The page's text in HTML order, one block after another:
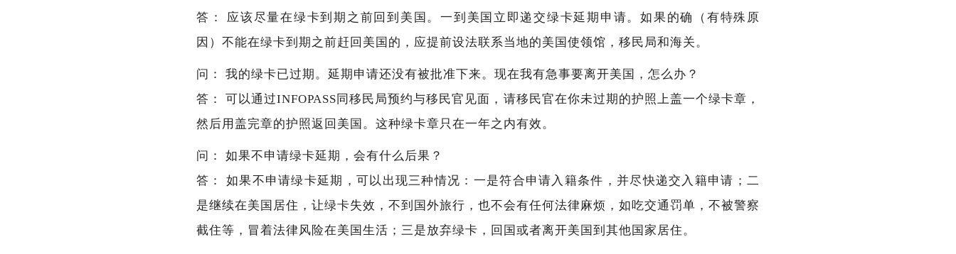
答： 应该尽量在绿卡到期之前回到美国。一到美国立即递交绿卡延期申请。如果的确（有特殊原
因）不能在绿卡到期之前赶回美国的，应提前设法联系当地的美国使领馆，移民局和海关。
问： 我的绿卡已过期。延期申请还没有被批准下来。现在我有急事要离开美国，怎么办？
答： 可以通过INFOPASS同移民局预约与移民官见面，请移民官在你未过期的护照上盖一个绿卡章，
然后用盖完章的护照返回美国。这种绿卡章只在一年之内有效。
问： 如果不申请绿卡延期，会有什么后果？
答： 如果不申请绿卡延期，可以出现三种情况：一是符合申请入籍条件，并尽快递交入籍申请；二
是继续在美国居住，让绿卡失效，不到国外旅行，也不会有任何法律麻烦，如吃交通罚单，不被警察
截住等，冒着法律风险在美国生活；三是放弃绿卡，回国或者离开美国到其他国家居住。